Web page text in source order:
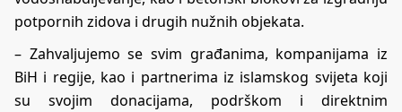
potpornih zidova i drugih nužnih objekata.
– Zahvaljujemo se svim građanima, kompanijama iz
BiH i regije, kao i partnerima iz islamskog svijeta koji
su svojim donacijama, podrškom i direktnim